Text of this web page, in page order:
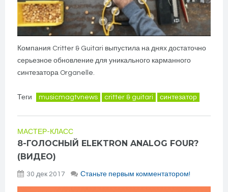
Компания Critter & Guitari выпустила на днях достаточно
серьезное обновление для уникального карманного
синтезатора Organelle.
Теги musicmagtvnews critter & guitari синтезатор
МАСТЕР-КЛАСС
8-ГОЛОСНЫЙ ELEKTRON ANALOG FOUR?
(ВИДЕО)
30 дек 2017 Станьте первым комментатором!